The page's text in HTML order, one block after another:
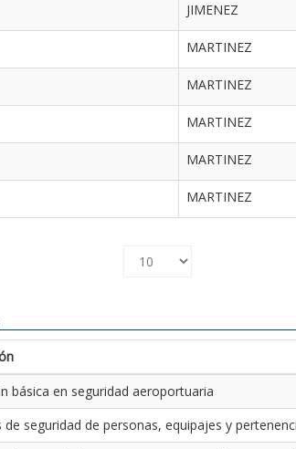
JIMENEZ
MARTINEZ
MARTINEZ
MARTINEZ
MARTINEZ
MARTINEZ
básica en seguridad aeroportuaria
de seguridad de personas, equipajes y